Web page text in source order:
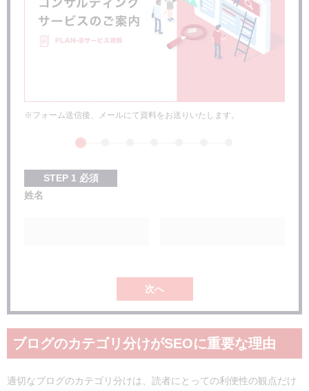
※フォーム送信後、メールにて資料をお送りいたします。
STEP 1 必須
姓名
次へ
ブログのカテゴリ分けがSEOに重要な理由
適切なブログのカテゴリ分けは、読者にとっての利便性の観点だけ